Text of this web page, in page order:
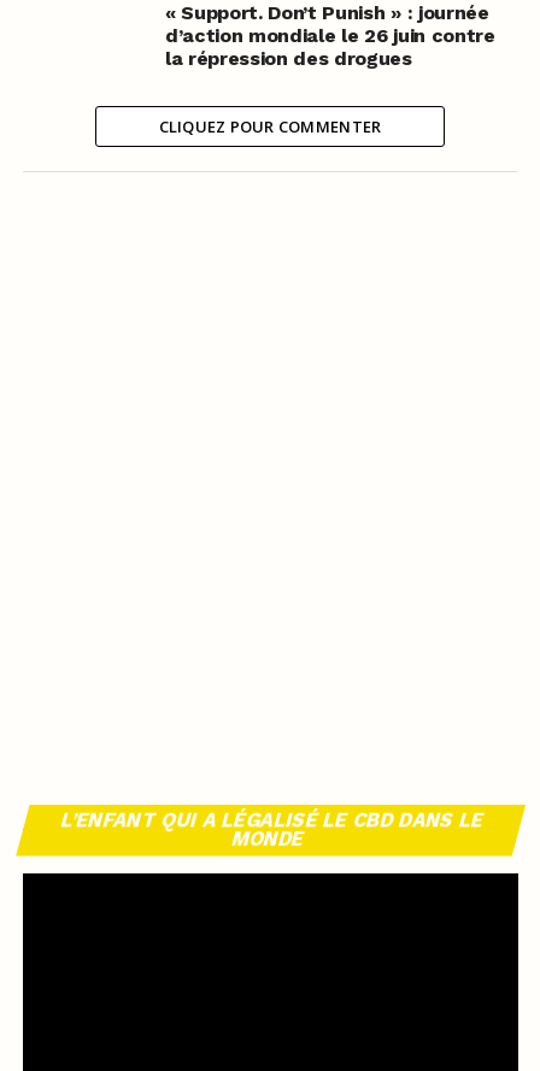
« Support. Don’t Punish » : journée
d’action mondiale le 26 juin contre
la répression des drogues
CLIQUEZ POUR COMMENTER
L’ENFANT QUI A LÉGALISÉ LE CBD DANS LE
MONDE